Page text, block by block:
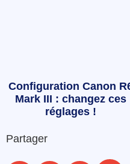
Configuration Canon
Mark III : changez ces
réglages !
Partager